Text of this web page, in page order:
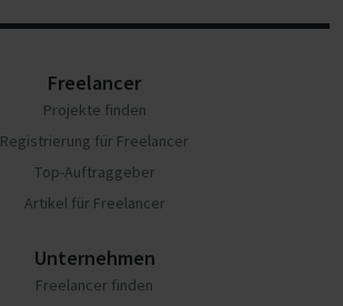
Freelancer
Projekte finden
Registrierung für Freelancer
Top-Auftraggeber
Artikel für Freelancer
Unternehmen
Freelancer finden